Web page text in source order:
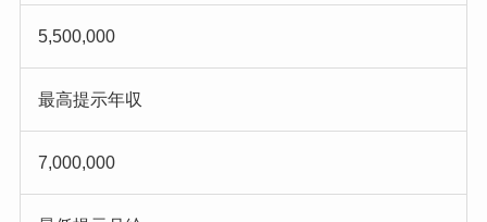
5,500,000
最高提示年収
7,000,000